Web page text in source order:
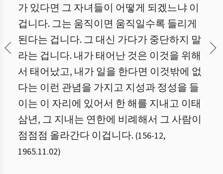
가 있다면 그 자녀들이 어떻게 되겠느냐 이
겁니다. 그는 움직이면 움직일수록 들리게
된다는 겁니다. 그 대신 가다가 중단하지 말
라는 겁니다. 내가 태어난 것은 이것을 위해
서 태어났고, 내가 일을 한다면 이것밖에 없
다는 이런 관념을 가지고 지성과 정성을 들
이는 이 자리에 있어서 한 해를 지내고 이태
삼년, 그 지내는 연한에 비례해서 그 사람이
점점점 올라간다 이겁니다. (156-12,
1965.11.02)